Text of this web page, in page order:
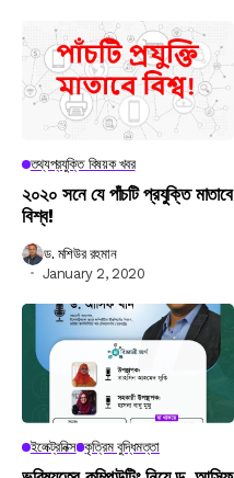
তথ্যপ্রযুক্তি বিষয়ক খবর
২০২০ সনে যে পাঁচটি প্রযুক্তি মাতাবে
বিশ্ব!
ড. মশিউর রহমান
January 2, 2020
ইলেক্ট্রনিক্স কৃত্রিম বুদ্ধিমত্তা